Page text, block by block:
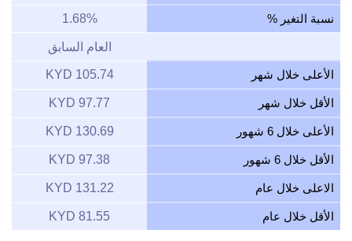
نسبة التغير % 1.68%
العام السابق
الأعلى خلال شهر 105.74 KYD
الأقل خلال شهر 97.77 KYD
الأعلى خلال 6 شهور 130.69 KYD
الأقل خلال 6 شهور 97.38 KYD
الاعلى خلال عام 131.22 KYD
الأقل خلال عام 81.55 KYD